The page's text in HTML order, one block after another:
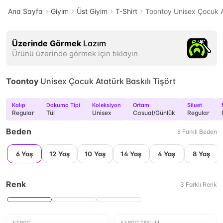
Ana Sayfa Giyim Üst Giyim T-Shirt Toontoy Unisex Çocuk
Üzerinde Görmek Lazım
Ürünü üzerinde görmek için tıklayın
Toontoy Unisex Çocuk Atatürk Baskılı Tişört
Kalıp
Regular
Dokuma Tipi
Tül
Koleksiyon
Unisex
Ortam
Casual/Günlük
Siluet
Regular
Beden 6 Farklı Beden
6 Yaş 12 Yaş 10 Yaş 14 Yaş 4 Yaş 8 Yaş
Renk 3 Farklı Renk